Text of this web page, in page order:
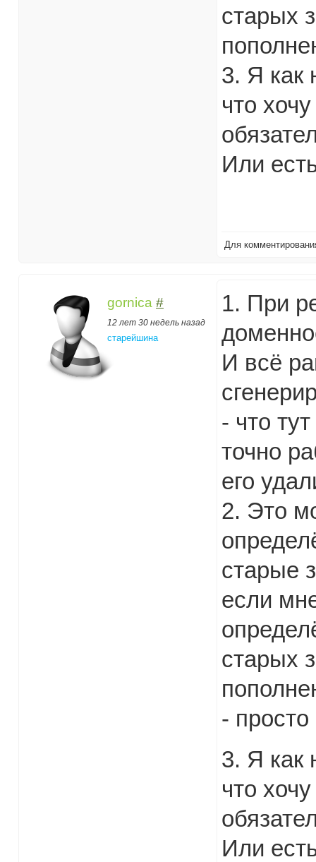
старых
3. Я как
что
Или
Для
gornica #
12 лет 30 недель назад
старейшина
1. При
И всё
- что
точно
его
2. Это
старые
если
старых
-
3. Я как
что
Или